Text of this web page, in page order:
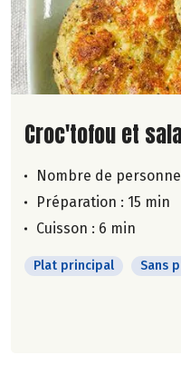
Lire la suite de
Croc'tofou et
Nombre de
Préparation : 15 min
Cuisson : 6 min
Plat principal Sans